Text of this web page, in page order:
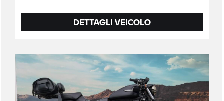
DETTAGLI VEICOLO